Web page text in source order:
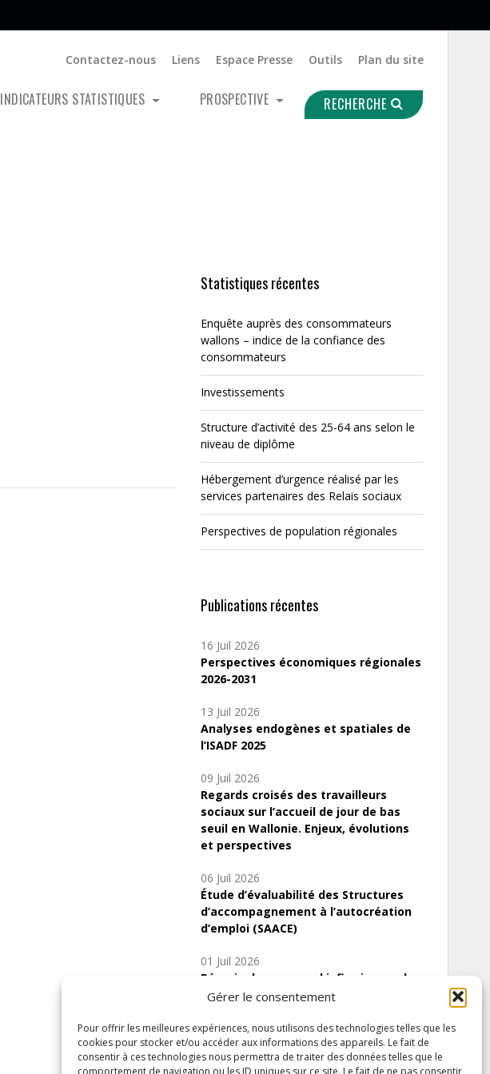
Gérer le consentement
Pour offrir les meilleures expériences, nous utilisons des technologies telles que les
cookies pour stocker et/ou accéder aux informations des appareils. Le fait de
consentir à ces technologies nous permettra de traiter des données telles que le
comportement de navigation ou les ID uniques sur ce site. Le fait de ne pas consentir
Contactez-nous Liens Espace Presse Outils Plan du site
INDICATEURS STATISTIQUES PROSPECTIVE RECHERCHE
Statistiques récentes
Enquête auprès des consommateurs
wallons – indice de la confiance des
consommateurs
Investissements
Structure d’activité des 25-64 ans selon le
niveau de diplôme
Hébergement d’urgence réalisé par les
services partenaires des Relais sociaux
Perspectives de population régionales
Publications récentes
16 Juil 2026
Perspectives économiques régionales
2026-2031
13 Juil 2026
Analyses endogènes et spatiales de
l’ISADF 2025
09 Juil 2026
Regards croisés des travailleurs
sociaux sur l’accueil de jour de bas
seuil en Wallonie. Enjeux, évolutions
et perspectives
06 Juil 2026
Étude d’évaluabilité des Structures
d’accompagnement à l’autocréation
d’emploi (SAACE)
01 Juil 2026
Pénurie du personnel infirmier :quels
indicateurs d’offre de soins pour